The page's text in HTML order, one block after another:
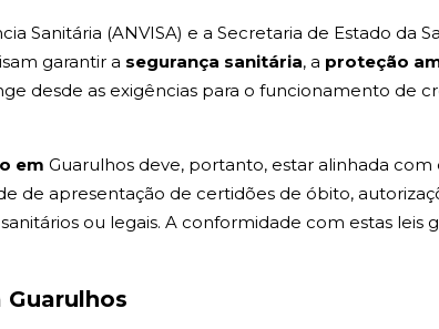
Sanitária (ANVISA) e a Secretaria de Estado da
garantir a segurança sanitária, a proteção
desde as exigências para o funcionamento de
em Guarulhos deve, portanto, estar alinhada
de apresentação de certidões de óbito,
ou legais. A conformidade com estas leis
Guarulhos